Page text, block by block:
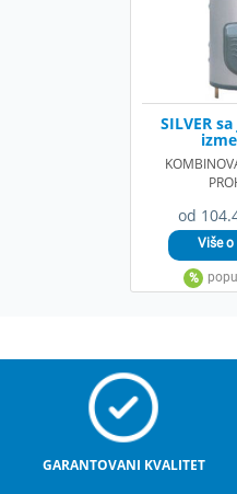
od
SILVER
GARANTOVANI KVALITET